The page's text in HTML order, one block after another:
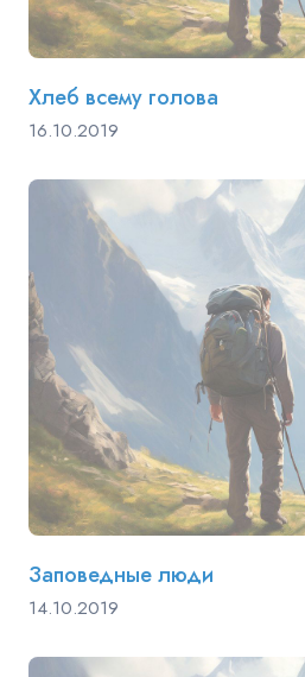
Хлеб всему голова
16.10.2019
Заповедные люди
14.10.2019